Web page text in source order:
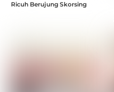
Ricuh Berujung Skorsing